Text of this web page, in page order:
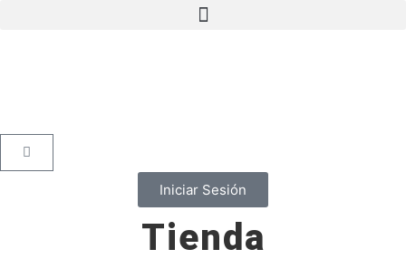
Iniciar Sesión
Tienda